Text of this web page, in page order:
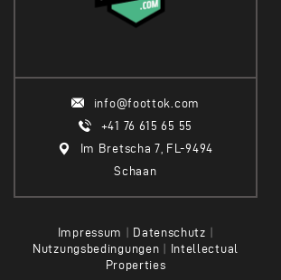
info@foottok.com
+41 76 615 65 55
Im Bretscha 7, FL-9494
Schaan
Impressum Datenschutz
Nutzungsbedingungen
Intellectual
Properties